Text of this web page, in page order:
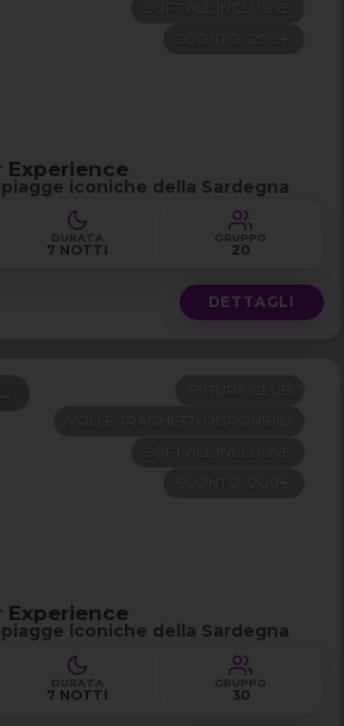
Experience
iconiche della Sardegna
DURATA
7 NOTTI
GRUPPO
20
DETTAGLI
Experience
iconiche della Sardegna
DURATA
7 NOTTI
GRUPPO
30